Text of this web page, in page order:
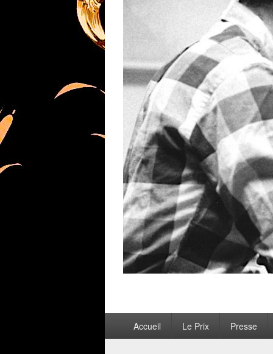
principalAccueil Le Prix Presse